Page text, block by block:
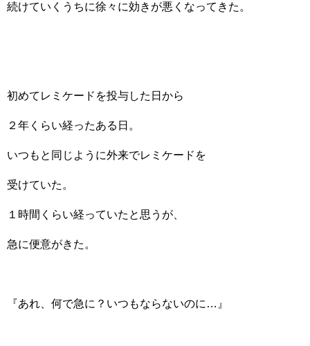
続けていくうちに徐々に効きが悪くなってきた。
初めてレミケードを投与した日から
２年くらい経ったある日。
いつもと同じように外来でレミケードを
受けていた。
１時間くらい経っていたと思うが、
急に便意がきた。
『あれ、何で急に？いつもならないのに…』